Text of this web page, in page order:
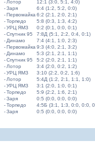
- Лотор
12:1 (3:0, 5:1, 4:0)
-Заря
6:4 (1:2, 5:2, 0:0)
-Первомайка 6:2 (2:1, 2:0, 2:1)
-Торпедо
5:8 (0:3, 1:3, 4:2)
-УРЦ ЯМЗ
0:2 (0:1, 0:0, 0:1)
-Спутник 95
7:8Д (5:1, 2:2, 0:4, 0:1)
- Динамо
7:4 (4:1, 1:0, 2:3)
-Первомайка 9:3 (4:0, 2:1, 3:2)
- Динамо
5:3 (2:1, 2:1, 1:1)
-Спутник 95
5:2 (2:0, 2:1, 1:1)
- Лотор
3:4 (2:0, 0:2, 1:2)
-УРЦ ЯМЗ
3:10 (2:2, 0:2, 1:6)
- Лотор
5:4Д (1:2, 2:1, 1:1, 1:0)
-УРЦ ЯМЗ
3:1 (2:0, 1:0, 0:1)
-Торпедо
5:9 (2:2, 1:6, 2:1)
-Заря
0:5 (0:0, 0:0, 0:0)
-Торпедо
4:5Б (3:1, 1:3, 0:0, 0:0,
-Заря 0:5 (0:0, 0:0, 0:0)